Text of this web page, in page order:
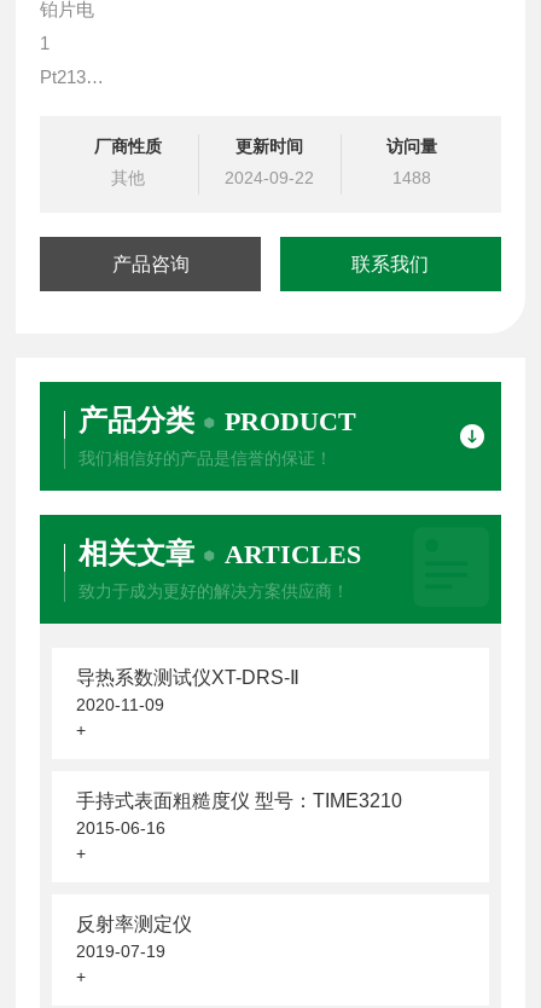
铂片电
1
Pt213
厂商性质
其他
更新时间
2024-09-22
访问量
1488
产品咨询 联系我们
产品分类 PRODUCT
我们相信好的产品是信誉的保证！
相关文章 ARTICLES
致力于成为更好的解决方案供应商！
导热系数测试仪XT-DRS-Ⅱ
2020-11-09
+
手持式表面粗糙度仪 型号：TIME3210
2015-06-16
+
反射率测定仪
2019-07-19
+